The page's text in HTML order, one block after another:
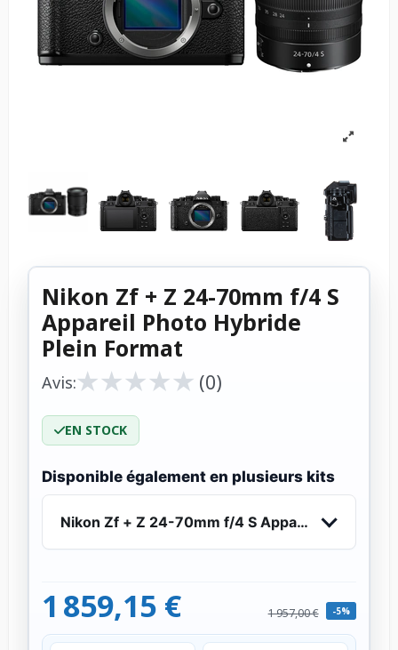
Nikon Zf + Z 24-70mm f/4 S
Appareil Photo Hybride
Plein Format
Avis:★
★★
★★
★★
★★
★ (0)
EN STOCK
Disponible également en plusieurs kits
Nikon Zf + Z 24-70mm f/4 S Appareil Photo
1 859,15 € 1 957,00 € -5%